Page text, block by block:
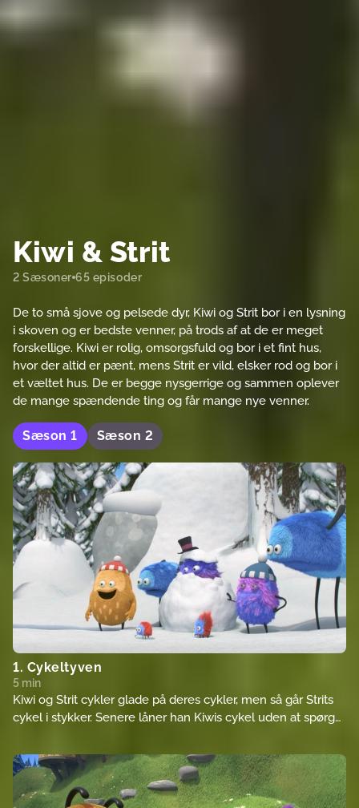
Kiwi & Strit
2 Sæsoner 65 episoder
De to små sjove og pelsede dyr, Kiwi og Strit bor i en lysning
i skoven og er bedste venner, på trods af at de er meget
forskellige. Kiwi er rolig, omsorgsfuld og bor i et fint hus,
hvor der altid er pænt, mens Strit er vild, elsker rod og bor i
et væltet hus. De er begge nysgerrige og sammen oplever
de mange spændende ting og får mange nye venner.
Sæson 1 Sæson 2
1. Cykeltyven
5 min
Kiwi og Strit cykler glade på deres cykler, men så går Strits
cykel i stykker. Senere låner han Kiwis cykel uden at spørge
prøver at reparere den, men gør det kun værre. Heldigvis
løser Kiwi problemet ved at forvandle de to cykler til en
tandemcykel.